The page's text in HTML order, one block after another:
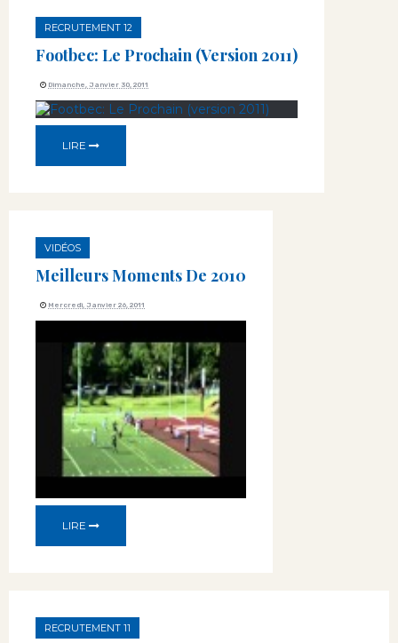
RECRUTEMENT 12
Footbec: Le Prochain (version 2011)
Dimanche, Janvier 30, 2011
LIRE
VIDÉOS
Meilleurs Moments De 2010
Mercredi, Janvier 26, 2011
LIRE
RECRUTEMENT 11